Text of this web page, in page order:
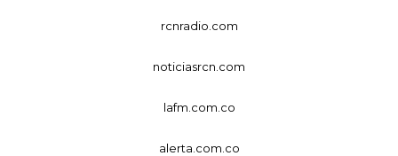
rcnradio.com
noticiasrcn.com
lafm.com.co
alerta.com.co